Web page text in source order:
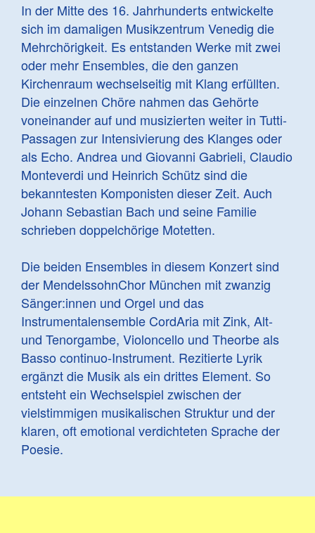
In der Mitte des 16. Jahrhunderts entwickelte
sich im damaligen Musikzentrum Venedig die
Mehrchörigkeit. Es entstanden Werke mit zwei
oder mehr Ensembles, die den ganzen
Kirchenraum wechselseitig mit Klang erfüllten.
Die einzelnen Chöre nahmen das Gehörte
voneinander auf und musizierten weiter in Tutti-
Passagen zur Intensivierung des Klanges oder
als Echo. Andrea und Giovanni Gabrieli, Claudio
Monteverdi und Heinrich Schütz sind die
bekanntesten Komponisten dieser Zeit. Auch
Johann Sebastian Bach und seine Familie
schrieben doppelchörige Motetten.
Die beiden Ensembles in diesem Konzert sind
der MendelssohnChor München mit zwanzig
Sänger:innen und Orgel und das
Instrumentalensemble CordAria mit Zink, Alt-
und Tenorgambe, Violoncello und Theorbe als
Basso continuo-Instrument. Rezitierte Lyrik
ergänzt die Musik als ein drittes Element. So
entsteht ein Wechselspiel zwischen der
vielstimmigen musikalischen Struktur und der
klaren, oft emotional verdichteten Sprache der
Poesie.